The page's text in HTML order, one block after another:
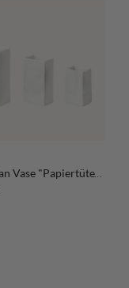
Porzellan Vase "Papiertüte" 3er Set